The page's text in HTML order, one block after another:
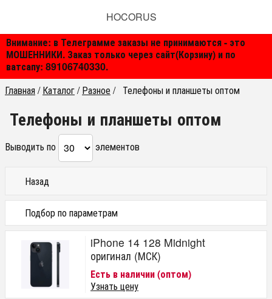
Внимание: в Телеграмме заказы не принимаются - это
МОШЕННИКИ. Заказ только через сайт(Корзину) и по
ватсапу: 89106740330.
HOCORUS
Главная/Каталог/Разное/ Телефоны и планшеты оптом
Телефоны и планшеты оптом
Выводить по элементов
Назад
Подбор по параметрам
Цена
от до
Производитель
iPhone 14 128 Midnight
оригинал (МСК)
Есть в наличии (оптом)
Узнать цену